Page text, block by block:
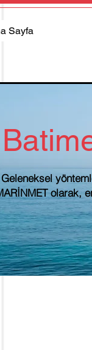
Sayfa
Geleneksel
olarak,